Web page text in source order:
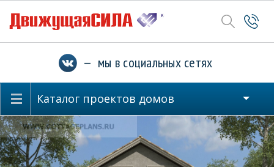
— мы в социальных сетях
Каталог проектов домов